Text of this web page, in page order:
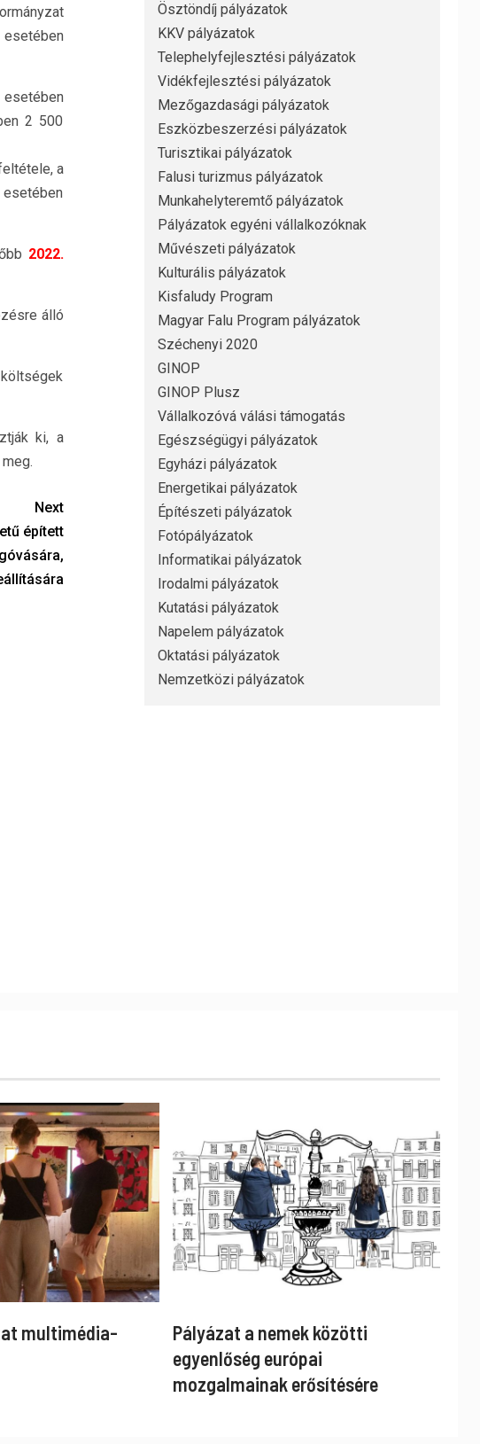
esetében
2 500
a
2022.
álló
ki, a
Next
épített
Ösztöndíj pályázatok
KKV pályázatok
Telephelyfejlesztési pályázatok
Vidékfejlesztési pályázatok
Mezőgazdasági pályázatok
Eszközbeszerzési pályázatok
Turisztikai pályázatok
Falusi turizmus pályázatok
Munkahelyteremtő pályázatok
Pályázatok egyéni vállalkozóknak
Művészeti pályázatok
Kulturális pályázatok
Kisfaludy Program
Magyar Falu Program pályázatok
Széchenyi 2020
GINOP
GINOP Plusz
Vállalkozóvá válási támogatás
Egészségügyi pályázatok
Egyházi pályázatok
Energetikai pályázatok
Építészeti pályázatok
Fotópályázatok
Informatikai pályázatok
Irodalmi pályázatok
Kutatási pályázatok
Napelem pályázatok
Oktatási pályázatok
Nemzetközi pályázatok
multimédia-
Pályázat a nemek közötti
egyenlőség európai
mozgalmainak erősítésére